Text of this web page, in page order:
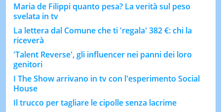
Maria de Filippi quanto pesa? La verità sul peso
svelata in tv
La lettera dal Comune che ti 'regala' 382 €: chi la
riceverà
'Talent Reverse', gli influencer nei panni dei loro
genitori
I The Show arrivano in tv con l'esperimento Social
House
Il trucco per tagliare le cipolle senza lacrime